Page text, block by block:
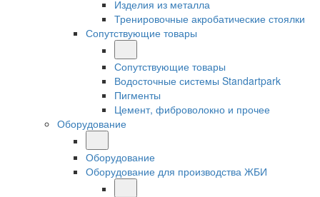
Изделия из металла
Тренировочные акробатические стоялки
Сопутствующие товары
Сопутствующие товары
Водосточные системы Standartpark
Пигменты
Цемент, фиброволокно и прочее
Оборудование
Оборудование
Оборудование для производства ЖБИ